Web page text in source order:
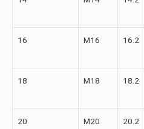
16 M16 16.2
18 M18 18.2
20 M20 20.2